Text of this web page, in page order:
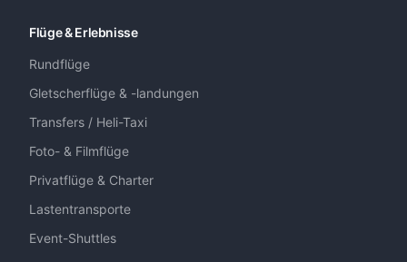
Flüge & Erlebnisse
Rundflüge
Gletscherflüge & -landungen
Transfers / Heli-Taxi
Foto- & Filmflüge
Privatflüge & Charter
Lastentransporte
Event-Shuttles